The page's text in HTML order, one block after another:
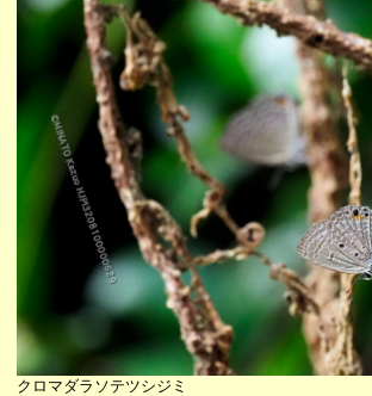
クロマダラソテツシジミ